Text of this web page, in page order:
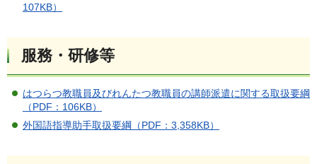
107KB）
服務・研修等
はつらつ教職員及びれんたつ教職員の講師派遣に関する取扱要綱
（PDF：106KB）
外国語指導助手取扱要綱（PDF：3,358KB）